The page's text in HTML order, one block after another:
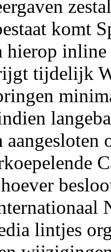
komt
hierop
tijdelijk
aangesloten
lintjes